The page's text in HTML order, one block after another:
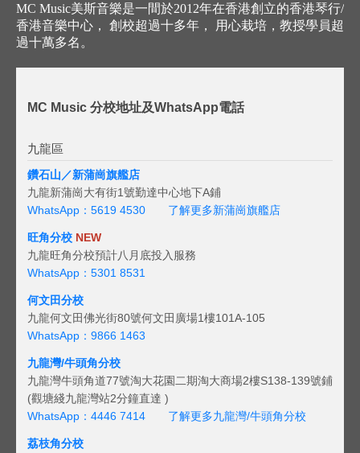
MC Music美斯音樂是一間於2012年在香港創立的香港琴行/
香港音樂中心， 創校超過十多年， 用心栽培，教授學員超
過十萬多名。
MC Music 分校地址及WhatsApp電話
九龍區
鑽石山／新蒲崗旗艦店
九龍新蒲崗大有街1號勤達中心地下A鋪
WhatsApp：5619 4530
了解更多新蒲崗旗艦店
旺角分校 NEW
九龍旺角分校預計八月底投入服務
WhatsApp：5301 8531
何文田分校
九龍何文田佛光街80號何文田廣場1樓101A-105
WhatsApp：9866 1463
九龍灣/牛頭角分校
九龍灣牛頭角道77號淘大花園二期淘大商場2樓S138-139號鋪
(觀塘綫九龍灣站2分鐘直達 )
WhatsApp：4446 7414
了解更多九龍灣/牛頭角分校
荔枝角分校